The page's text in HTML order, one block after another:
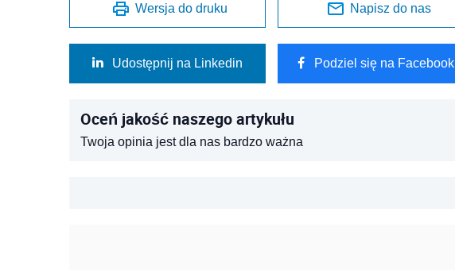
Wersja do druku Napisz do nas
Udostępnij na Linkedin Podziel się na Facebook
Oceń jakość naszego artykułu
Twoja opinia jest dla nas bardzo ważna